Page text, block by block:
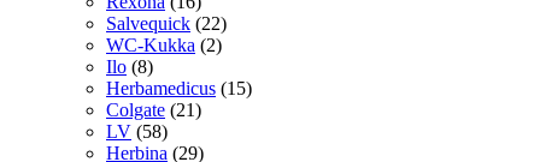
Salvequick (22)
WC-Kukka (2)
Ilo (8)
Herbamedicus (15)
Colgate (21)
LV (58)
Herbina (29)